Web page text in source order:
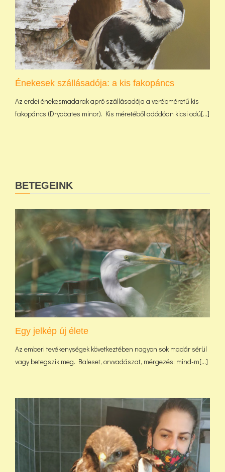
Énekesek szállásadója: a kis fakopáncs
Az erdei énekesmadarak apró szállásadója a verébméretű kis
fakopáncs (Dryobates minor). Kis méretéből adódóan kicsi odú[...]
BETEGEINK
Egy jelkép új élete
Az emberi tevékenységek következtében nagyon sok madár sérül
vagy betegszik meg. Baleset, orvvadászat, mérgezés: mind-m[...]